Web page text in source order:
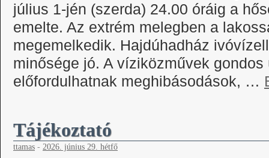
július 1-jén (szerda) 24.00 óráig a
emelte. Az extrém melegben a
megemelkedik. Hajdúhadház
minősége jó. A víziközművek
előfordulhatnak meghibásodások, …
Tájékoztató
ttamas - 2026. június 29. hétfő